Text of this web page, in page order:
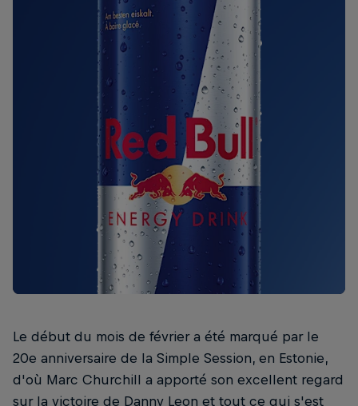
Le début du mois de février a été marqué par le
20e anniversaire de la Simple Session, en Estonie,
d'où Marc Churchill a apporté son excellent regard
sur la victoire de Danny Leon et tout ce qui s'est